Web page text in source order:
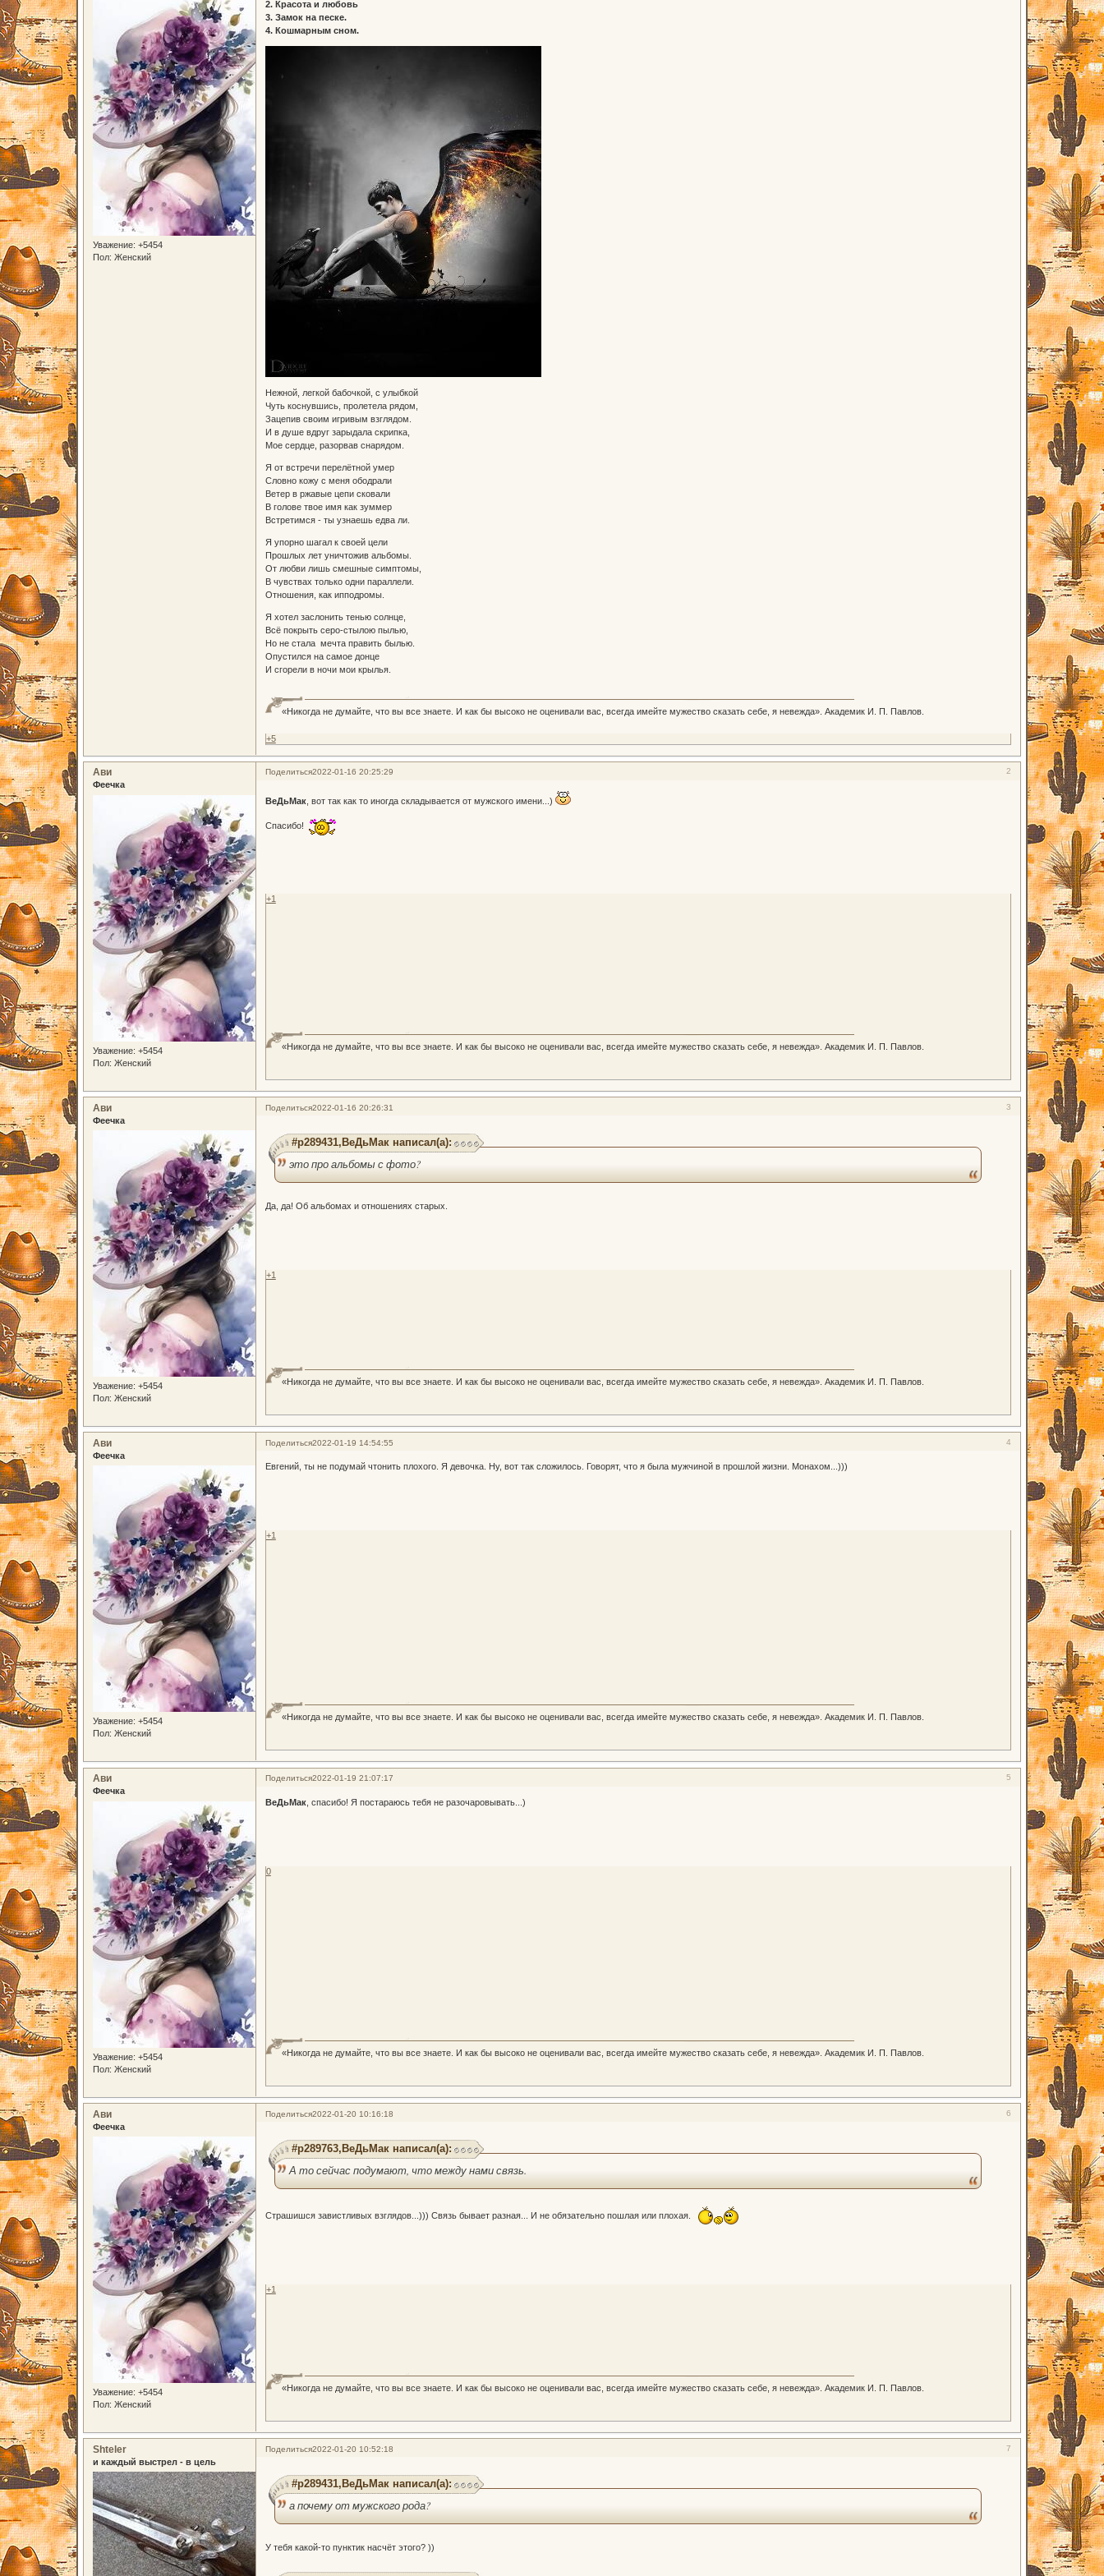
Уважение: +5454
Пол: Женский
2. Красота и любовь
3. Замок на песке.
4. Кошмарным сном.
Нежной, легкой бабочкой, с улыбкой
Чуть коснувшись, пролетела рядом,
Зацепив своим игривым взглядом.
И в душе вдруг зарыдала скрипка,
Мое сердце, разорвав снарядом.
Я от встречи перелётной умер
Словно кожу с меня ободрали
Ветер в ржавые цепи сковали
В голове твое имя как зуммер
Встретимся - ты узнаешь едва ли.
Я упорно шагал к своей цели
Прошлых лет уничтожив альбомы.
От любви лишь смешные симптомы,
В чувствах только одни параллели.
Отношения, как ипподромы.
Я хотел заслонить тенью солнце,
Всё покрыть серо-стылою пылью,
Но не стала мечта править былью.
Опустился на самое донце
И сгорели в ночи мои крылья.
«Никогда не думайте, что вы все знаете. И как бы высоко не оценивали вас, всегда имейте мужество сказать себе, я невежда». Академик И. П. Павлов.
+5
Поделиться 2
2022-01-16 20:25:29
Ави
Феечка
Уважение: +5454
Пол: Женский
ВеДьМак, вот так как то иногда складывается от мужского имени...)
Спасибо!
«Никогда не думайте, что вы все знаете. И как бы высоко не оценивали вас, всегда имейте мужество сказать себе, я невежда». Академик И. П. Павлов.
+1
Поделиться 3
2022-01-16 20:26:31
Ави
Феечка
Уважение: +5454
Пол: Женский
#p289431,ВеДьМак написал(а):
это про альбомы с фото?
Да, да! Об альбомах и отношениях старых.
«Никогда не думайте, что вы все знаете. И как бы высоко не оценивали вас, всегда имейте мужество сказать себе, я невежда». Академик И. П. Павлов.
+1
Поделиться 4
2022-01-19 14:54:55
Ави
Феечка
Уважение: +5454
Пол: Женский
Евгений, ты не подумай чтонить плохого. Я девочка. Ну, вот так сложилось. Говорят, что я была мужчиной в прошлой жизни. Монахом...)))
«Никогда не думайте, что вы все знаете. И как бы высоко не оценивали вас, всегда имейте мужество сказать себе, я невежда». Академик И. П. Павлов.
+1
Поделиться 5
2022-01-19 21:07:17
Ави
Феечка
Уважение: +5454
Пол: Женский
ВеДьМак, спасибо! Я постараюсь тебя не разочаровывать...)
«Никогда не думайте, что вы все знаете. И как бы высоко не оценивали вас, всегда имейте мужество сказать себе, я невежда». Академик И. П. Павлов.
0
Поделиться 6
2022-01-20 10:16:18
Ави
Феечка
Уважение: +5454
Пол: Женский
#p289763,ВеДьМак написал(а):
А то сейчас подумают, что между нами связь.
Страшишся завистливых взглядов...))) Связь бывает разная... И не обязательно пошлая или плохая.
«Никогда не думайте, что вы все знаете. И как бы высоко не оценивали вас, всегда имейте мужество сказать себе, я невежда». Академик И. П. Павлов.
+1
Поделиться 7
2022-01-20 10:52:18
Shteler
и каждый выстрел - в цель
#p289431,ВеДьМак написал(а):
а почему от мужского рода?
У тебя какой-то пунктик насчёт этого? ))